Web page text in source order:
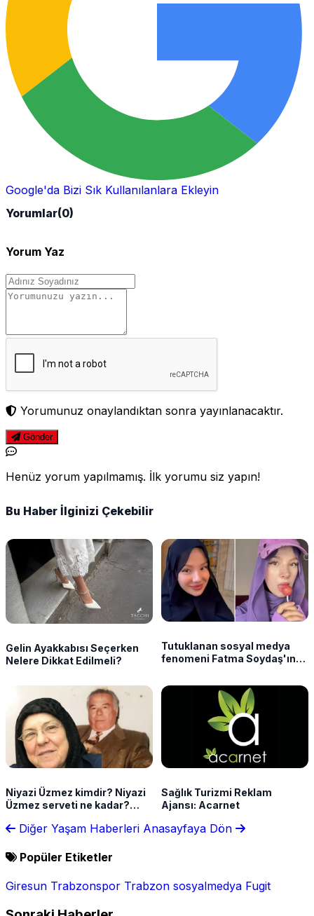
Google'da Bizi Sık Kullanılanlara Ekleyin
Yorumlar(0)
Yorum Yaz
Yorumunuz onaylandıktan sonra yayınlanacaktır.
Gönder
Henüz yorum yapılmamış. İlk yorumu siz yapın!
Bu Haber İlginizi Çekebilir
Gelin Ayakkabısı Seçerken
Nelere Dikkat Edilmeli?
Tutuklanan sosyal medya
fenomeni Fatma Soydaş'ın
Niyazi Üzmez kimdir? Niyazi
Üzmez serveti ne kadar?
gündemde
Sağlık Turizmi Reklam
Ajansı: Acarnet
Diğer Yaşam Haberleri Anasayfaya Dön
Popüler Etiketler
Giresun Trabzonspor Trabzon sosyalmedya Fugit